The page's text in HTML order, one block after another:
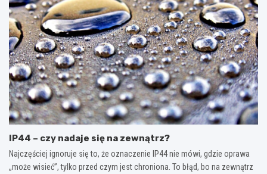
IP44 – czy nadaje się na zewnątrz?
Najczęściej ignoruje się to, że oznaczenie IP44 nie mówi, gdzie oprawa
„może wisieć”, tylko przed czym jest chroniona. To błąd, bo na zewnątrz